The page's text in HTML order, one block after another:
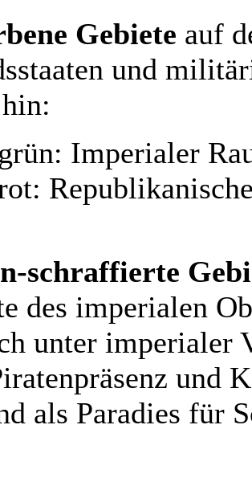
Gebiete auf
und
Imperialer
schraffierte
des imperialen
unter imperialer
und
als Paradies für